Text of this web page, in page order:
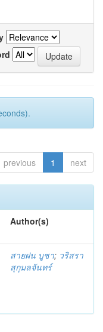
previous 1 next
Author(s)
สายฝน บูชา; วริสรา
สุกุมลจันทร์